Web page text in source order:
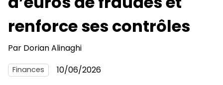
renforce ses contrôles
Par Dorian Alinaghi
Finances
10/06/2026